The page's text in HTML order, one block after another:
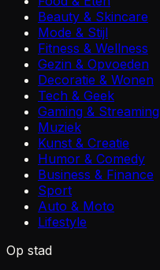
Beauty & Skincare
Mode & Stijl
Fitness & Wellness
Gezin & Opvoeden
Decoratie & Wonen
Tech & Geek
Gaming & Streaming
Muziek
Kunst & Creatie
Humor & Comedy
Business & Finance
Sport
Auto & Moto
Lifestyle
Op stad